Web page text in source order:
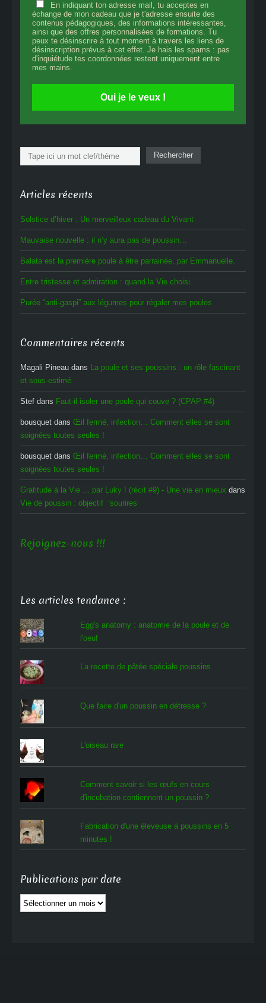
En indiquant ton adresse mail, tu acceptes en
échange de mon cadeau que je t'adresse ensuite des
contenus pédagogiques, des informations intéressantes,
ainsi que des offres personnalisées de formations. Tu
peux te désinscrire à tout moment à travers les liens de
désinscription prévus à cet effet. Je hais les spams : pas
d'inquiétude tes coordonnées restent uniquement entre
mes mains.
Oui je le veux !
Rechercher Rechercher
Articles récents
Solstice d’hiver : Un merveilleux cadeau du Vivant
Mauvaise nouvelle : il n’y aura pas de poussin…
Balata est la première poule à être parrainée, par Emmanuelle.
Entre tristesse et admiration : quand la Vie choisi.
Purée “anti-gaspi” aux légumes pour régaler mes poules
Commentaires récents
Magali Pineau dans La poule et ses poussins : un rôle fascinant
et sous-estimé
Stef dans Faut-il isoler une poule qui couve ? (CPAP #4)
bousquet dans Œil fermé, infection… Comment elles se sont
soignées toutes seules !
bousquet dans Œil fermé, infection… Comment elles se sont
soignées toutes seules !
Gratitude à la Vie ... par Luky ! (récit #9) - Une vie en mieux dans
Vie de poussin : objectif ‘sourires’
Rejoignez-nous !!!
Les articles tendance :
Egg's anatomy : anatomie de la poule et de
l'oeuf
La recette de pâtée spéciale poussins
Que faire d'un poussin en détresse ?
L'oiseau rare
Comment savoir si les œufs en cours
d'incubation contiennent un poussin ?
Fabrication d'une éleveuse à poussins en 5
minutes !
Publications par date
Publications
par